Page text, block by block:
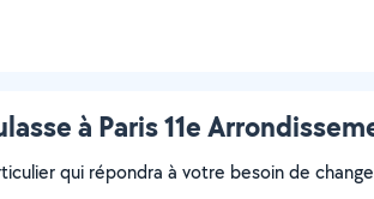
à Paris 11e
qui répondra à votre besoin de